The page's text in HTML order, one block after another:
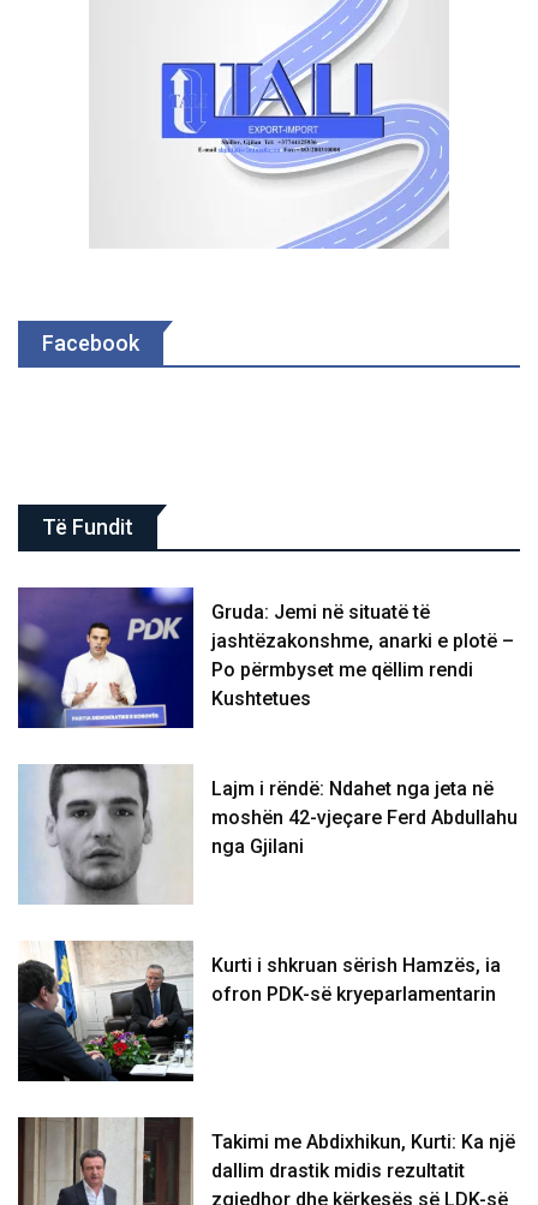
Facebook
Të Fundit
Gruda: Jemi në situatë të
jashtëzakonshme, anarki e plotë –
Po përmbyset me qëllim rendi
Kushtetues
Lajm i rëndë: Ndahet nga jeta në
moshën 42-vjeçare Ferd Abdullahu
nga Gjilani
Kurti i shkruan sërish Hamzës, ia
ofron PDK-së kryeparlamentarin
Takimi me Abdixhikun, Kurti: Ka një
dallim drastik midis rezultatit
zgjedhor dhe kërkesës së LDK-së